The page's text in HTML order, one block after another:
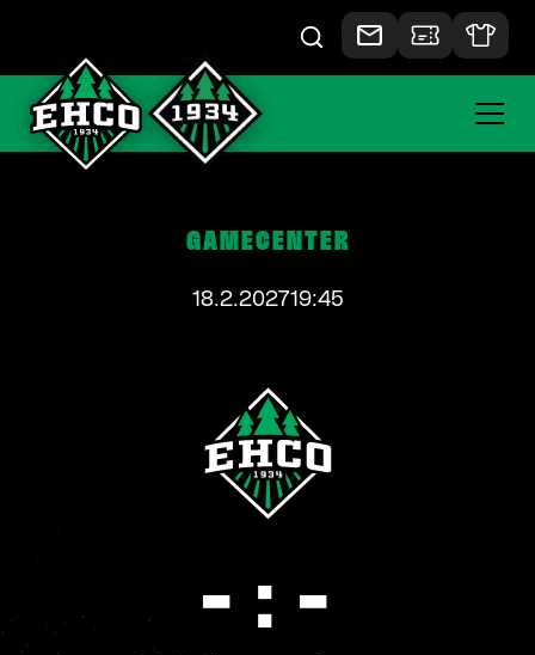
GAMECENTER
18.2.202719:45
- : -